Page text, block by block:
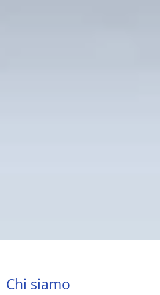
Chi siamo